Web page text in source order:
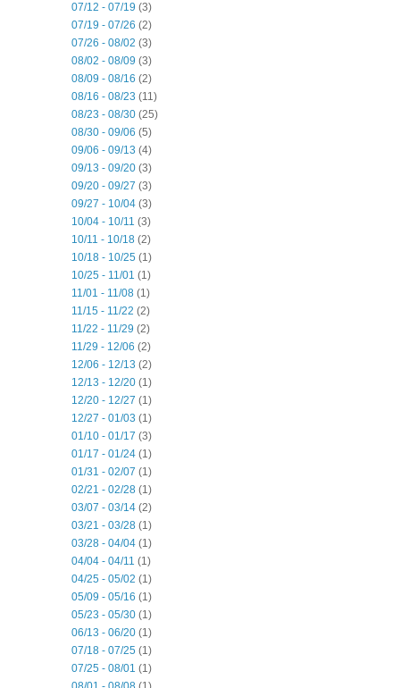
07/12 - 07/19 (3)
07/19 - 07/26 (2)
07/26 - 08/02 (3)
08/02 - 08/09 (3)
08/09 - 08/16 (2)
08/16 - 08/23 (11)
08/23 - 08/30 (25)
08/30 - 09/06 (5)
09/06 - 09/13 (4)
09/13 - 09/20 (3)
09/20 - 09/27 (3)
09/27 - 10/04 (3)
10/04 - 10/11 (3)
10/11 - 10/18 (2)
10/18 - 10/25 (1)
10/25 - 11/01 (1)
11/01 - 11/08 (1)
11/15 - 11/22 (2)
11/22 - 11/29 (2)
11/29 - 12/06 (2)
12/06 - 12/13 (2)
12/13 - 12/20 (1)
12/20 - 12/27 (1)
12/27 - 01/03 (1)
01/10 - 01/17 (3)
01/17 - 01/24 (1)
01/31 - 02/07 (1)
02/21 - 02/28 (1)
03/07 - 03/14 (2)
03/21 - 03/28 (1)
03/28 - 04/04 (1)
04/04 - 04/11 (1)
04/25 - 05/02 (1)
05/09 - 05/16 (1)
05/23 - 05/30 (1)
06/13 - 06/20 (1)
07/18 - 07/25 (1)
07/25 - 08/01 (1)